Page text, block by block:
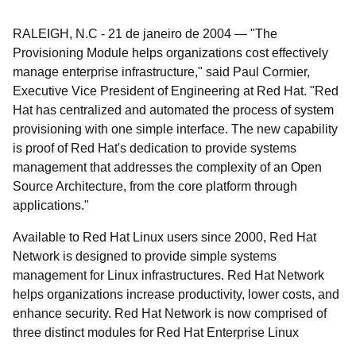
RALEIGH, N.C - 21 de janeiro de 2004 — "The
Provisioning Module helps organizations cost effectively
manage enterprise infrastructure," said Paul Cormier,
Executive Vice President of Engineering at Red Hat. "Red
Hat has centralized and automated the process of system
provisioning with one simple interface. The new capability
is proof of Red Hat's dedication to provide systems
management that addresses the complexity of an Open
Source Architecture, from the core platform through
applications."
Available to Red Hat Linux users since 2000, Red Hat
Network is designed to provide simple systems
management for Linux infrastructures. Red Hat Network
helps organizations increase productivity, lower costs, and
enhance security. Red Hat Network is now comprised of
three distinct modules for Red Hat Enterprise Linux